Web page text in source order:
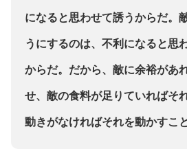
になると思わせて誘うからだ。
うにするのは、不利になると思
からだ。だから、敵に余裕があ
せ、敵の食料が足りていればそ
動きがなければそれを動かすこ